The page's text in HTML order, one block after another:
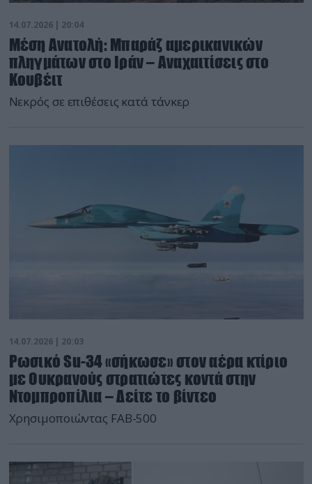
14.07.2026 | 20:04
Μέση Ανατολή: Μπαράζ αμερικανικών
πληγμάτων στο Ιράν – Αναχαιτίσεις στο
Κουβέιτ
Nεκρός σε επιθέσεις κατά τάνκερ
14.07.2026 | 20:03
Ρωσικό Su-34 «σήκωσε» στον αέρα κτίριο
με Ουκρανούς στρατιώτες κοντά στην
Ντομπροπίλια – Δείτε το βίντεο
Χρησιμοποιώντας FAB-500